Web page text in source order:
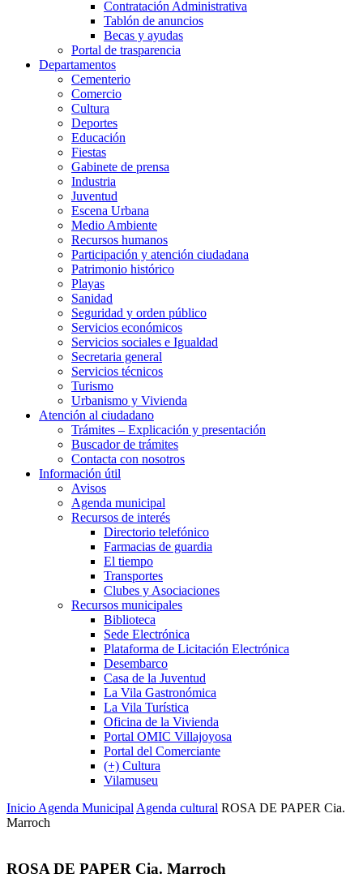
Contratación Administrativa
Tablón de anuncios
Becas y ayudas
Portal de trasparencia
Departamentos
Cementerio
Comercio
Cultura
Deportes
Educación
Fiestas
Gabinete de prensa
Industria
Juventud
Escena Urbana
Medio Ambiente
Recursos humanos
Participación y atención ciudadana
Patrimonio histórico
Playas
Sanidad
Seguridad y orden público
Servicios económicos
Servicios sociales e Igualdad
Secretaria general
Servicios técnicos
Turismo
Urbanismo y Vivienda
Atención al ciudadano
Trámites – Explicación y presentación
Buscador de trámites
Contacta con nosotros
Información útil
Avisos
Agenda municipal
Recursos de interés
Directorio telefónico
Farmacias de guardia
El tiempo
Transportes
Clubes y Asociaciones
Recursos municipales
Biblioteca
Sede Electrónica
Plataforma de Licitación Electrónica
Desembarco
Casa de la Juventud
La Vila Gastronómica
La Vila Turística
Oficina de la Vivienda
Portal OMIC Villajoyosa
Portal del Comerciante
(+) Cultura
Vilamuseu
Inicio Agenda Municipal Agenda cultural ROSA DE PAPER Cia.
Marroch
ROSA DE PAPER Cia. Marroch